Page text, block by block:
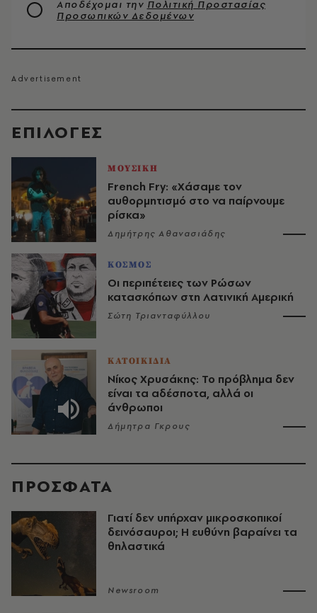
EΠΙΛΟΓΈΣ
ΜΟΥΣΙΚΗ
French Fry: «Χάσαμε τον
αυθορμητισμό στο να παίρνουμε
ρίσκα»
Δημήτρης Αθανασιάδης
ΚΟΣΜΟΣ
Οι περιπέτειες των Ρώσων
κατασκόπων στη Λατινική Αμερική
Σώτη Τριανταφύλλου
ΚΑΤΟΙΚΙΔΙΑ
Νίκος Χρυσάκης: Το πρόβλημα δεν
είναι τα αδέσποτα, αλλά οι
άνθρωποι
Δήμητρα Γκρους
Αποδέχομαι την Πολιτική Προστασίας
Προσωπικών Δεδομένων
ΠΡΟΣΦΑΤΑ
Γιατί δεν υπήρχαν μικροσκοπικοί
δεινόσαυροι; Η ευθύνη βαραίνει τα
θηλαστικά
Newsroom